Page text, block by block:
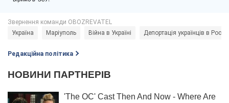
Україна Маріуполь Війна в Україні Депортація українців в Росію
Редакційна політика